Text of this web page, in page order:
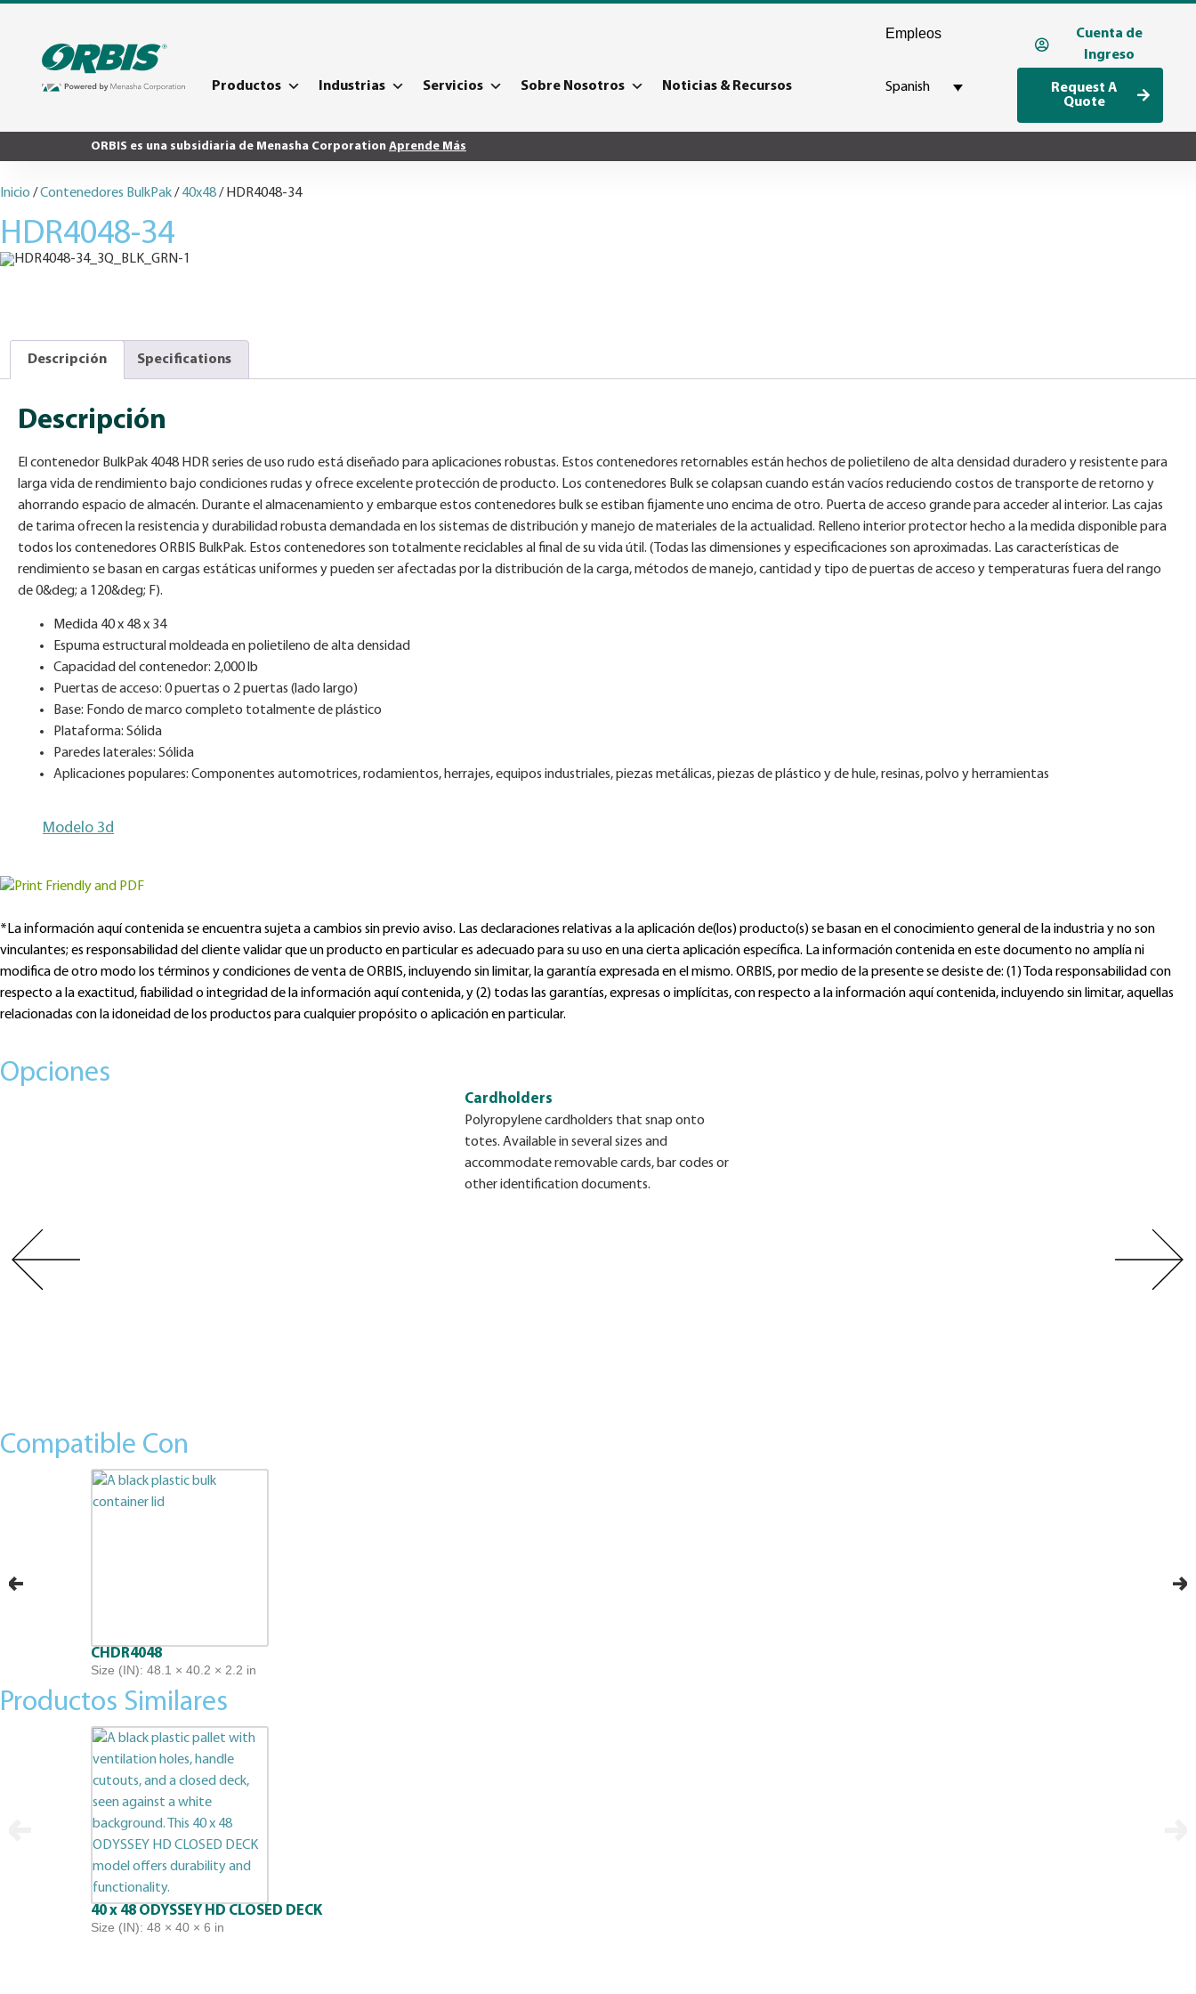
Productos Industrias Servicios Sobre Nosotros Noticias & Recursos
Empleos
Cuenta de
Ingreso
Spanish
Request A
Quote
ORBIS es una subsidiaria de Menasha Corporation Aprende Más
Inicio /Contenedores BulkPak/ 40x48/ HDR4048-34
HDR4048-34
Descripción Specifications
Descripción
El contenedor BulkPak 4048 HDR series de uso rudo está diseñado para aplicaciones robustas. Estos contenedores retornables están hechos de polietileno de alta densidad duradero y resistente para
larga vida de rendimiento bajo condiciones rudas y ofrece excelente protección de producto. Los contenedores Bulk se colapsan cuando están vacíos reduciendo costos de transporte de retorno y
ahorrando espacio de almacén. Durante el almacenamiento y embarque estos contenedores bulk se estiban fijamente uno encima de otro. Puerta de acceso grande para acceder al interior. Las cajas
de tarima ofrecen la resistencia y durabilidad robusta demandada en los sistemas de distribución y manejo de materiales de la actualidad. Relleno interior protector hecho a la medida disponible para
todos los contenedores ORBIS BulkPak. Estos contenedores son totalmente reciclables al final de su vida útil. (Todas las dimensiones y especificaciones son aproximadas. Las características de
rendimiento se basan en cargas estáticas uniformes y pueden ser afectadas por la distribución de la carga, métodos de manejo, cantidad y tipo de puertas de acceso y temperaturas fuera del rango
de 0&deg; a 120&deg; F).
Medida 40 x 48 x 34
Espuma estructural moldeada en polietileno de alta densidad
Capacidad del contenedor: 2,000 lb
Puertas de acceso: 0 puertas o 2 puertas (lado largo)
Base: Fondo de marco completo totalmente de plástico
Plataforma: Sólida
Paredes laterales: Sólida
Aplicaciones populares: Componentes automotrices, rodamientos, herrajes, equipos industriales, piezas metálicas, piezas de plástico y de hule, resinas, polvo y herramientas
Modelo 3d
*La información aquí contenida se encuentra sujeta a cambios sin previo aviso. Las declaraciones relativas a la aplicación de(los) producto(s) se basan en el conocimiento general de la industria y no son
vinculantes; es responsabilidad del cliente validar que un producto en particular es adecuado para su uso en una cierta aplicación específica. La información contenida en este documento no amplía ni
modifica de otro modo los términos y condiciones de venta de ORBIS, incluyendo sin limitar, la garantía expresada en el mismo. ORBIS, por medio de la presente se desiste de: (1) Toda responsabilidad con
respecto a la exactitud, fiabilidad o integridad de la información aquí contenida, y (2) todas las garantías, expresas o implícitas, con respecto a la información aquí contenida, incluyendo sin limitar, aquellas
relacionadas con la idoneidad de los productos para cualquier propósito o aplicación en particular.
Opciones
Cardholders
Polyropylene cardholders that snap onto
totes. Available in several sizes and
accommodate removable cards, bar codes or
other identification documents.
Compatible Con
CHDR4048
Size (IN): 48.1 × 40.2 × 2.2 in
Productos Similares
40 x 48 ODYSSEY HD CLOSED DECK
Size (IN): 48 × 40 × 6 in